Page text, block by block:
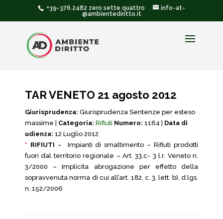
+39-376.2482 zero sette quattro
info-at-
@ambientediritto.it
TAR VENETO 21 agosto 2012
Giurisprudenza: Giurisprudenza Sentenze per esteso
massime | Categoria: Rifiuti Numero: 1164 | Data di
udienza: 12 Luglio 2012
* RIFIUTI – Impianti di smaltimento – Rifiuti prodotti
fuori dal territorio regionale – Art. 33,c- 3 l.r. Veneto n.
3/2000 – Implicita abrogazione per effetto della
sopravvenuta norma di cui all’art. 182, c. 3, lett. b), d.lgs.
n. 152/2006